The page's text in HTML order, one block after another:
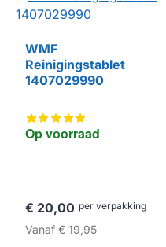
Op voorraad
WMF
Reinigingstablet
1407029990
€ 20,00 per verpakking
Vanaf € 19,95